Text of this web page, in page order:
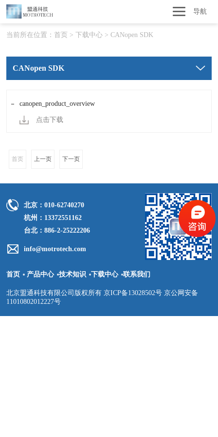
导航
当前所在位置：首页 >下载中心 >CANopen SDK
CANopen SDK
点击下载
canopen_product_overview
首页 上一页 下一页
北京：010-62740270
杭州：13372551162
台北：886-2-25222206
info@motrotech.com
首页 产品中心 技术知识 下载中心 联系我们
北京盟通科技有限公司版权所有 京ICP备13028502号 京公网安备
11010802012227号